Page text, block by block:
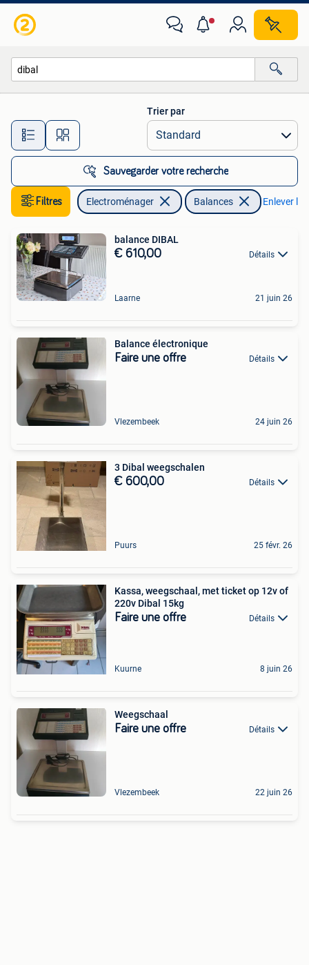
Toutes les distances…
Trier par
Sauvegarder votre recherche
Filtres Electroménager Balances Enlever
balance DIBAL
€ 610,00 Détails
Laarne 21 juin 26
Balance électronique
Faire une offre Détails
Vlezembeek 24 juin 26
3 Dibal weegschalen
€ 600,00 Détails
Puurs 25 févr. 26
Kassa, weegschaal, met ticket op 12v of
220v Dibal 15kg
Faire une offre Détails
Kuurne 8 juin 26
Weegschaal
Faire une offre Détails
Vlezembeek 22 juin 26